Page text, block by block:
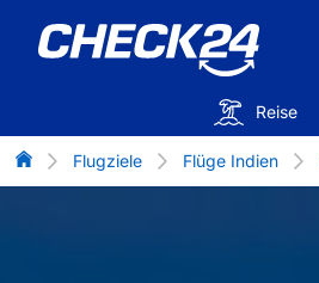
Reise
Flug-Vergleich
Flugziele Flüge Indien